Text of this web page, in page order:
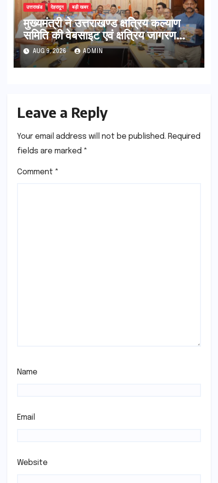
उत्तराखंड देहरादून बड़ी खबर
मुख्यमंत्री ने उत्तराखण्ड क्षत्रिय कल्याण
समिति की वेबसाइट एवं क्षत्रिय जागरण
स्मारिका का किया विमोचन
AUG 9, 2026 ADMIN
Leave a Reply
Your email address will not be published. Required
fields are marked *
Comment *
Name
Email
Website